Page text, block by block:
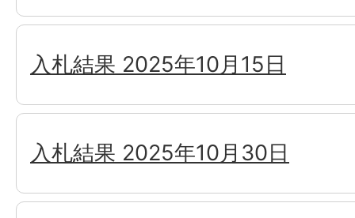
入札結果 2025年10月15日
入札結果 2025年10月30日